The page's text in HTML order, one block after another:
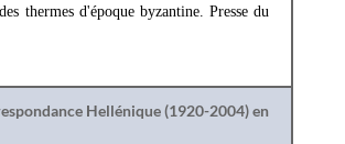
thermes d'époque byzantine. Presse du
Hellénique (1920-2004) en